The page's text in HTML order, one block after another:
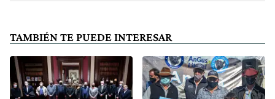
TAMBIÉN TE PUEDE INTERESAR